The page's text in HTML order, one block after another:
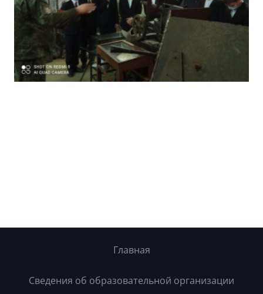
Главная
Сведения об образовательной организации